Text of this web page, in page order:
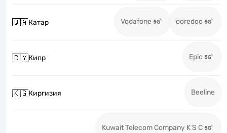
🇶🇦Катар Vodafone ooredoo
🇨🇾Кипр Epic
🇰🇬Киргизия Beeline
Kuwait Telecom Company K S C